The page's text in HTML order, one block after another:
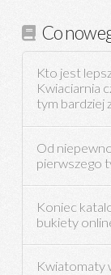
Co
Kto jest
Kwiaciarnia
tym bardziej
Od
pierwszego
Koniec
bukiety
Kwiatomaty